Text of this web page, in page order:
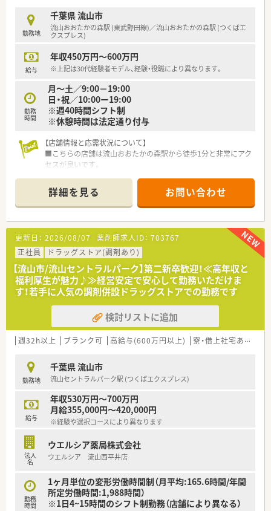
■育児休暇は3歳まで取得が可能で、時短制度は小学5年生まで
時短勤務ができるよう変更予定です。
■年間休日が120日とワークライフバランスが整っています
たくさんあります！
勤務地
千葉県 流山市
流山おおたかの森駅 (東武野田線)／流山おおたかの森駅 (つくばエ
クスプレス)
給与
年収450万円～600万円
※上記は30代経験者モデル、経験・役職により異なります。
勤務
時間
月～土／9:00－19:00
日・祝／10:00ー19:00
※週40時間シフト制
※休憩時間は法定通り付与
【店舗情報と応需状況について】
■こちらの店舗は流山おおたかの森駅から徒歩1分と非常にアク
セスが良いです。
方箋に対応しています。
■施設在宅1件と居宅3件に対応しており、地域医療に深く貢献
しています。
【募集背景と求める人物像について】
■定期採用に伴い、患者様へ親身に寄り添える薬剤師を募集して
います。
■医薬品だけでなく健康食品や化粧品にも興味をお持ちの方を
歓迎いたします。
■幅広い年代の薬剤師が活躍中で、協調性をもって働ける方を求
めています。
【求人情報について】
■東証プライム上場企業が運営しており、経営基盤が非常に安定
しています。
です。
■育児休業取得率100%・復帰率96%と、子育て世代も安心して
働ける環境です。
【勤務実態について】
■座りカウンターを積極的に導入しており、身体への負担が少な
い環境です。
業務に取り組めます。
■残業は比較的少なく、ワークライフバランスを保ちながら勤務
詳細を見る お問い合わせ
更新日： 2026/08/07 薬剤師求人ID： 703767
正社員
ドラッグストア(調剤あり)
【流山市/流山セントラルパーク】第二新卒歓迎！≪高年収と
福利厚生が魅力♪≫経営安定で安心して勤務いただけま
す！若手に人気の調剤併設ドラッグストアでの勤務です
検討リストに追加
週32h以上 ブランク可 高給与(600万円以上) 寮・借上社宅あり
勤務地
千葉県 流山市
流山セントラルパーク駅 (つくばエクスプレス)
給与
年収530万円～700万円
月給355,000円～420,000円
※経験や選択コースにより異なります
法人
名
ウエルシア薬局株式会社
ウエルシア 流山西平井店
勤務
時間
1ヶ月単位の変形労働時間制（月平均:165.6時間/年間
所定労働時間:1,988時間）
※1日4~15時間のシフト制勤務（店舗により異なる）